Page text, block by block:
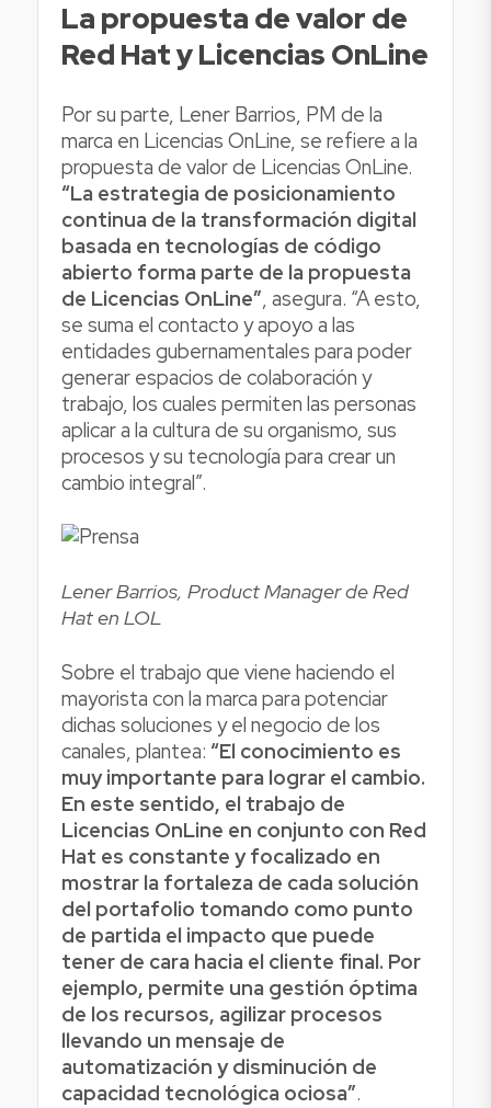
La propuesta de valor de
Red Hat y Licencias OnLine
Por su parte, Lener Barrios, PM de la
marca en Licencias OnLine, se refiere a la
propuesta de valor de Licencias OnLine.
“La estrategia de posicionamiento
continua de la transformación digital
basada en tecnologías de código
abierto forma parte de la propuesta
de Licencias OnLine”, asegura. “A esto,
se suma el contacto y apoyo a las
entidades gubernamentales para poder
generar espacios de colaboración y
trabajo, los cuales permiten las personas
aplicar a la cultura de su organismo, sus
procesos y su tecnología para crear un
cambio integral”.
Lener Barrios, Product Manager de Red
Hat en LOL
Sobre el trabajo que viene haciendo el
mayorista con la marca para potenciar
dichas soluciones y el negocio de los
canales, plantea: “El conocimiento es
muy importante para lograr el cambio.
En este sentido, el trabajo de
Licencias OnLine en conjunto con Red
Hat es constante y focalizado en
mostrar la fortaleza de cada solución
del portafolio tomando como punto
de partida el impacto que puede
tener de cara hacia el cliente final. Por
ejemplo, permite una gestión óptima
de los recursos, agilizar procesos
llevando un mensaje de
automatización y disminución de
capacidad tecnológica ociosa”.